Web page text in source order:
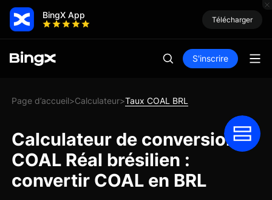
BingX App Télécharger
S'inscrire
Page d’accueil>Calculateur>Taux COAL BRL
Calculateur de conversion
COAL Réal brésilien :
convertir COAL en BRL